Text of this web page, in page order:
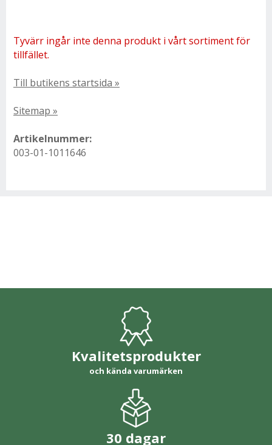
Tyvärr ingår inte denna produkt i vårt sortiment för
tillfället.
Till butikens startsida »
Sitemap »
Artikelnummer:
003-01-1011646
Kvalitetsprodukter
och kända varumärken
30 dagar